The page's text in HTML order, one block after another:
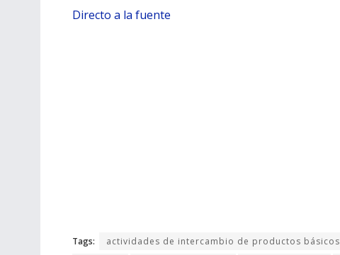
Directo a la fuente
Tags: actividades de intercambio de productos básicos